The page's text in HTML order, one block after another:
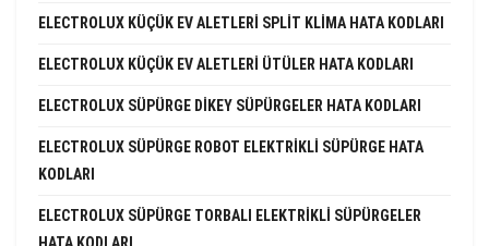
ELECTROLUX KÜÇÜK EV ALETLERI SPLIT KLIMA HATA KODLARI
ELECTROLUX KÜÇÜK EV ALETLERI ÜTÜLER HATA KODLARI
ELECTROLUX SÜPÜRGE DIKEY SÜPÜRGELER HATA KODLARI
ELECTROLUX SÜPÜRGE ROBOT ELEKTRIKLI SÜPÜRGE HATA
KODLARI
ELECTROLUX SÜPÜRGE TORBALI ELEKTRIKLI SÜPÜRGELER
HATA KODLARI